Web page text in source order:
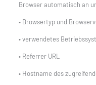
Browser automatisch an
• Browsertyp und
• verwendetes
• Referrer URL
• Hostname des